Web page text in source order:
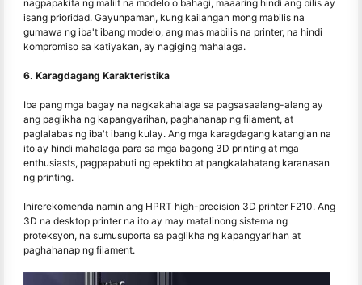
nagpapakita ng maliit na modelo o bahagi, maaaring hindi ang bilis ay
isang prioridad. Gayunpaman, kung kailangan mong mabilis na
gumawa ng iba't ibang modelo, ang mas mabilis na printer, na hindi
kompromiso sa katiyakan, ay nagiging mahalaga.
6. Karagdagang Karakteristika
Iba pang mga bagay na nagkakahalaga sa pagsasaalang-alang ay
ang paglikha ng kapangyarihan, paghahanap ng filament, at
paglalabas ng iba't ibang kulay. Ang mga karagdagang katangian na
ito ay hindi mahalaga para sa mga bagong 3D printing at mga
enthusiasts, pagpapabuti ng epektibo at pangkalahatang karanasan
ng printing.
Inirerekomenda namin ang HPRT high-precision 3D printer F210. Ang
3D na desktop printer na ito ay may matalinong sistema ng
proteksyon, na sumusuporta sa paglikha ng kapangyarihan at
paghahanap ng filament.